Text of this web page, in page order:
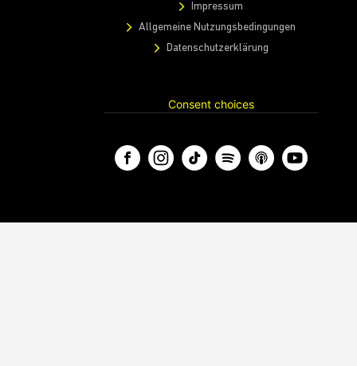
Impressum
Allgemeine Nutzungsbedingungen
Datenschutzerklärung
Consent choices